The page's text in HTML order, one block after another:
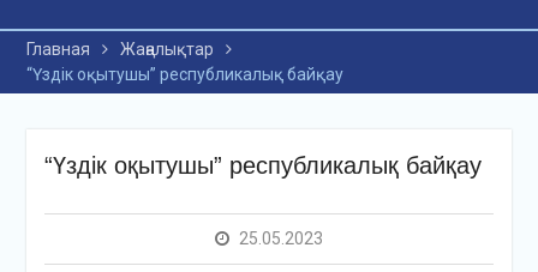
«Мемлекеттік тіл –
Тәуелсіздік символы»
облыстық байқауы
Главная
Жаңалықтар
“Үздік оқытушы” республикалық байқау
“Үздік оқытушы” республикалық байқау
25.05.2023